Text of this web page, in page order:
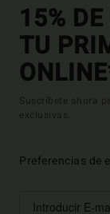
15%
TU
Suscríbete ahora
exclusivas.
Preferencias de